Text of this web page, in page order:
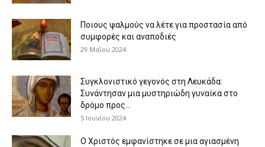
Ποιους ψαλμούς να λέτε για προστασία από
συμφορές και αναποδιές
29 Μαΐου 2024
Συγκλονιστικό γεγονός στη Λευκάδα:
Συνάντησαν μια μυστηριώδη γυναίκα στο
δρόμο προς...
5 Ιουνίου 2024
Ο Χριστός εμφανίστηκε σε μια αγιασμένη